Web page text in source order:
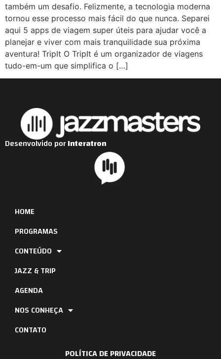
também um desafio. Felizmente, a tecnologia moderna
tornou esse processo mais fácil do que nunca. Separei
aqui 5 apps de viagem super úteis para ajudar você a
planejar e viver com mais tranquilidade sua próxima
aventura! TripIt O TripIt é um organizador de viagens
tudo-em-um que simplifica o […]
POLÍTICA DE PRIVACIDADE
HOME
PROGRAMAS
CONTEÚDO
JAZZ & TRIP
AGENDA
NOS CONHEÇA
CONTATO
Desenvolvido porInteratron